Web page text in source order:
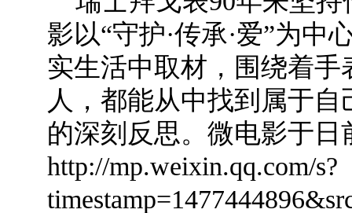
影以“守护·传承·爱”为
实生活中取材，围绕着
人，都能从中找到属于
的深刻反思。微电影于
http://mp.weixin.qq.com/s?